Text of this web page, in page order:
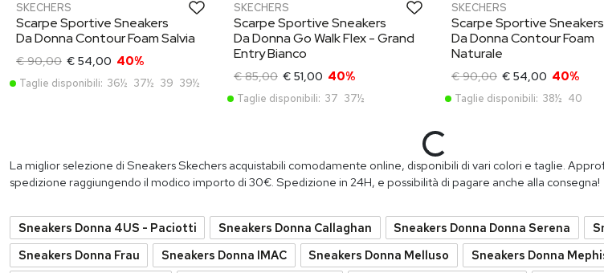
SKECHERS
Scarpe Sportive Sneakers
Da Donna Contour Foam Salvia
€ 90,00 € 54,00 40%
Taglie disponibili: 36½ 37½ 39 39½
SKECHERS
Scarpe Sportive Sneakers
Da Donna Go Walk Flex - Grand
Entry Bianco
€ 85,00 € 51,00 40%
Taglie disponibili: 37 37½
SKECHERS
Scarpe Sportive Sneakers
Da Donna Contour Foam
Naturale
€ 90,00 € 54,00 40%
Taglie disponibili: 38½ 40